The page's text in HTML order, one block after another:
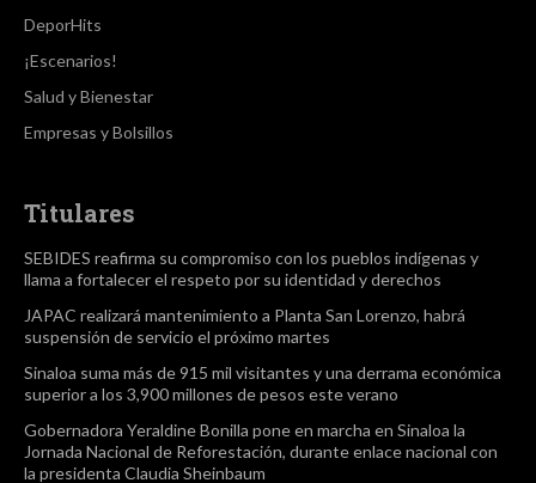
DeporHits
¡Escenarios!
Salud y Bienestar
Empresas y Bolsillos
Titulares
SEBIDES reafirma su compromiso con los pueblos indígenas y
llama a fortalecer el respeto por su identidad y derechos
JAPAC realizará mantenimiento a Planta San Lorenzo, habrá
suspensión de servicio el próximo martes
Sinaloa suma más de 915 mil visitantes y una derrama económica
superior a los 3,900 millones de pesos este verano
Gobernadora Yeraldine Bonilla pone en marcha en Sinaloa la
Jornada Nacional de Reforestación, durante enlace nacional con
la presidenta Claudia Sheinbaum